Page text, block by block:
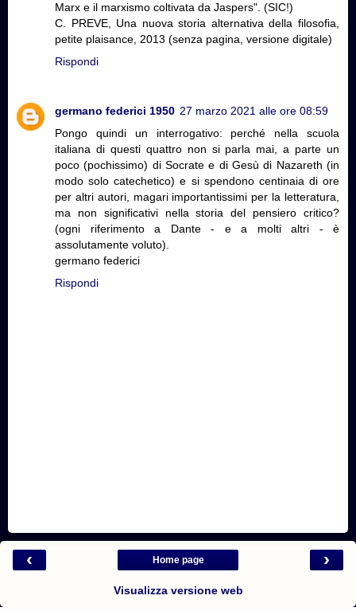
Marx e il marxismo coltivata da Jaspers". (SIC!)
C. PREVE, Una nuova storia alternativa della filosofia,
petite plaisance, 2013 (senza pagina, versione digitale)
Rispondi
germano federici 1950 27 marzo 2021 alle ore 08:59
Pongo quindi un interrogativo: perché nella scuola
italiana di questi quattro non si parla mai, a parte un
poco (pochissimo) di Socrate e di Gesù di Nazareth (in
modo solo catechetico) e si spendono centinaia di ore
per altri autori, magari importantissimi per la letteratura,
ma non significativi nella storia del pensiero critico?
(ogni riferimento a Dante - e a molti altri - è
assolutamente voluto).
germano federici
Rispondi
‹ ›
Home page
Visualizza versione web